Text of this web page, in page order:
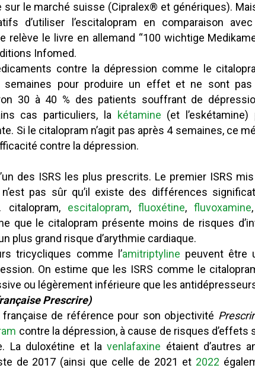
le marché suisse (Cipralex® et génériques).
d’utiliser l’escitalopram en comparaison
relève le livre en allemand “100 wichtige
Infomed.
contre la dépression comme le
semaines pour produire un effet et ne sont pas
30 à 40 % des patients souffrant de
cas particuliers, la
kétamine (et
Si le citalopram n’agit pas après 4 semaines, ce
contre la dépression.
des ISRS les plus prescrits. Le premier ISRS
pas sûr qu’il existe des différences
citalopram, escitalopram, fluoxétine,fluvoxamine,
que le citalopram présente moins de risques
plus grand risque d’arythmie cardiaque.
tricycliques comme l’amitriptyline peuvent être
On estime que les ISRS comme le
ou légèrement inférieure que les
Prescrire)
française de référence pour son objectivité
contre la dépression, à cause de risques d’effets
La duloxétine et lavenlafaxine étaient d’autres
de 2017 (ainsi que celle de 2021 et 2022